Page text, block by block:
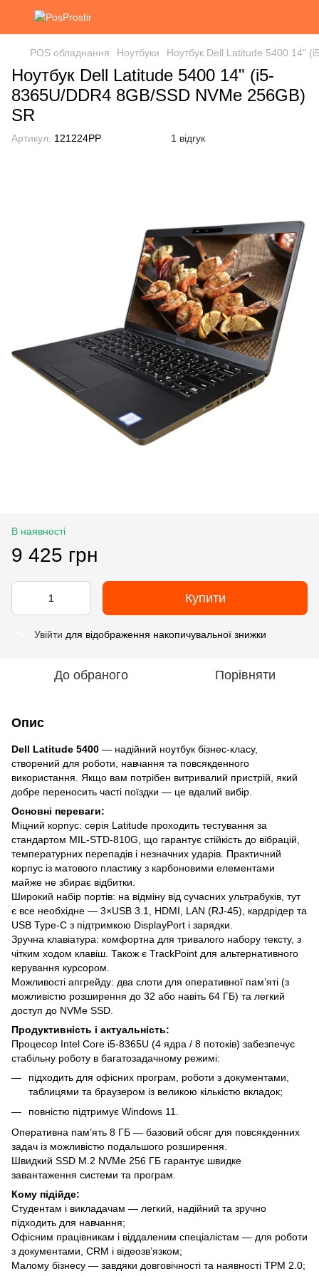
POS обладнання Ноутбуки Ноутбук Dell Latitude 5400 14"
Ноутбук Dell Latitude 5400 14" (i5-
8365U/DDR4 8GB/SSD NVMe 256GB)
SR
Артикул: 121224РР 1 відгук
В наявності
9 425 грн
Купити
Увійти для відображення накопичувальної знижки
До обраного Порівняти
Опис
Dell Latitude 5400 — надійний ноутбук бізнес-класу,
створений для роботи, навчання та повсякденного
використання. Якщо вам потрібен витривалий пристрій, який
добре переносить часті поїздки — це вдалий вибір.
Основні переваги:
Міцний корпус: серія Latitude проходить тестування за
стандартом MIL-STD-810G, що гарантує стійкість до вібрацій,
температурних перепадів і незначних ударів. Практичний
корпус із матового пластику з карбоновими елементами
майже не збирає відбитки.
Широкий набір портів: на відміну від сучасних ультрабуків, тут
є все необхідне — 3×USB 3.1, HDMI, LAN (RJ-45), кардрідер та
USB Type-C з підтримкою DisplayPort і зарядки.
Зручна клавіатура: комфортна для тривалого набору тексту, з
чітким ходом клавіш. Також є TrackPoint для альтернативного
керування курсором.
Можливості апгрейду: два слоти для оперативної пам’яті (з
можливістю розширення до 32 або навіть 64 ГБ) та легкий
доступ до NVMe SSD.
Продуктивність і актуальність:
Процесор Intel Core i5-8365U (4 ядра / 8 потоків) забезпечує
стабільну роботу в багатозадачному режимі:
підходить для офісних програм, роботи з документами,
таблицями та браузером із великою кількістю вкладок;
повністю підтримує Windows 11.
Оперативна пам’ять 8 ГБ — базовий обсяг для повсякденних
задач із можливістю подальшого розширення.
Швидкий SSD M.2 NVMe 256 ГБ гарантує швидке
завантаження системи та програм.
Кому підійде:
Студентам і викладачам — легкий, надійний та зручно
підходить для навчання;
Офісним працівникам і віддаленим спеціалістам — для роботи
з документами, CRM і відеозв’язком;
Малому бізнесу — завдяки довговічності та наявності TPM 2.0;